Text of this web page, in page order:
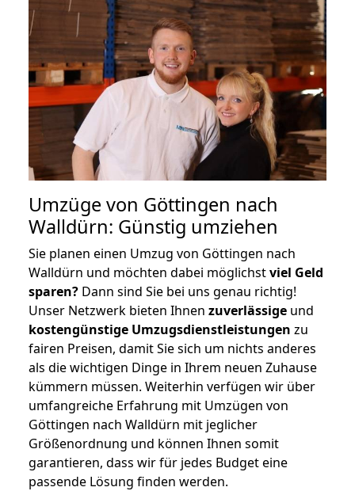
Umzüge von Göttingen nach
Walldürn: Günstig umziehen
Sie planen einen Umzug von Göttingen nach
Walldürn und möchten dabei möglichstviel Geld
sparen? Dann sind Sie bei uns genau richtig!
Unser Netzwerk bieten Ihnen zuverlässige und
kostengünstige Umzugsdienstleistungen zu
fairen Preisen, damit Sie sich um nichts anderes
als die wichtigen Dinge in Ihrem neuen Zuhause
kümmern müssen. Weiterhin verfügen wir über
umfangreiche Erfahrung mit Umzügen von
Göttingen nach Walldürn mit jeglicher
Größenordnung und können Ihnen somit
garantieren, dass wir für jedes Budget eine
passende Lösung finden werden.